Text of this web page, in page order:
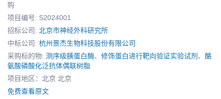
购
项目编号: S2024001
招标公司: 北京市神经外科研究所
中标公司: 杭州景杰生物科技股份有限公司
采购标的物: 测序级胰蛋白酶、 修饰蛋白进行靶向验证实验试剂、 酪
氨酸磷酸化泛抗体偶联树脂
项目地区：北京 北京
免费查看原文